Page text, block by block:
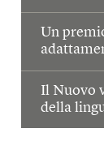
Un
Il Nuovo
della